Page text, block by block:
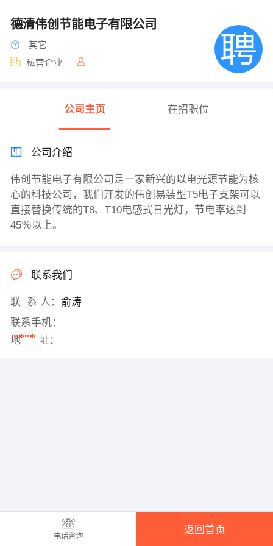
德清伟创节能电子有限公司
其它
私营企业
公司主页 在招职位
公司介绍
伟创节能电子有限公司是一家新兴的以电光源节能为核
心的科技公司，我们开发的伟创易装型T5电子支架可以
直接替换传统的T8、T10电感式日光灯，节电率达到
45％以上。
联系我们
联 系 人： 俞涛
联系手机：
****
地 址：
电话咨询
返回首页